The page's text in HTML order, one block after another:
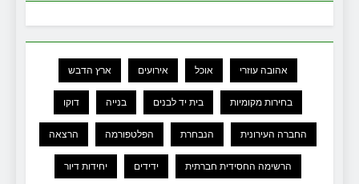
אהובה עוזרי אוכל אירועים ארץ הדבש
בחירות מקומיות בית יד לבנים בנייה דוקו
החברה העירונית הנבחרת הפלטפורמה הרצאה
הרשימה החסידית חברתית ידידים יחידות דיור